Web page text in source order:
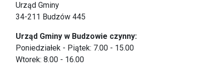
Urząd Gminy
34-211 Budzów 445
Urząd Gminy w Budzowie czynny:
Poniedziałek - Piątek: 7.00 - 15.00
Wtorek: 8.00 - 16.00